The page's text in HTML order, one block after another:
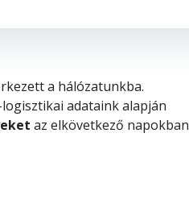
a hálózatunkba.
adataink alapján
az elkövetkező napokban